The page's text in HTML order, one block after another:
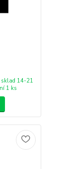
sklad 14-21
1 ks